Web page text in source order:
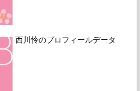
西川怜のプロフィールデータ